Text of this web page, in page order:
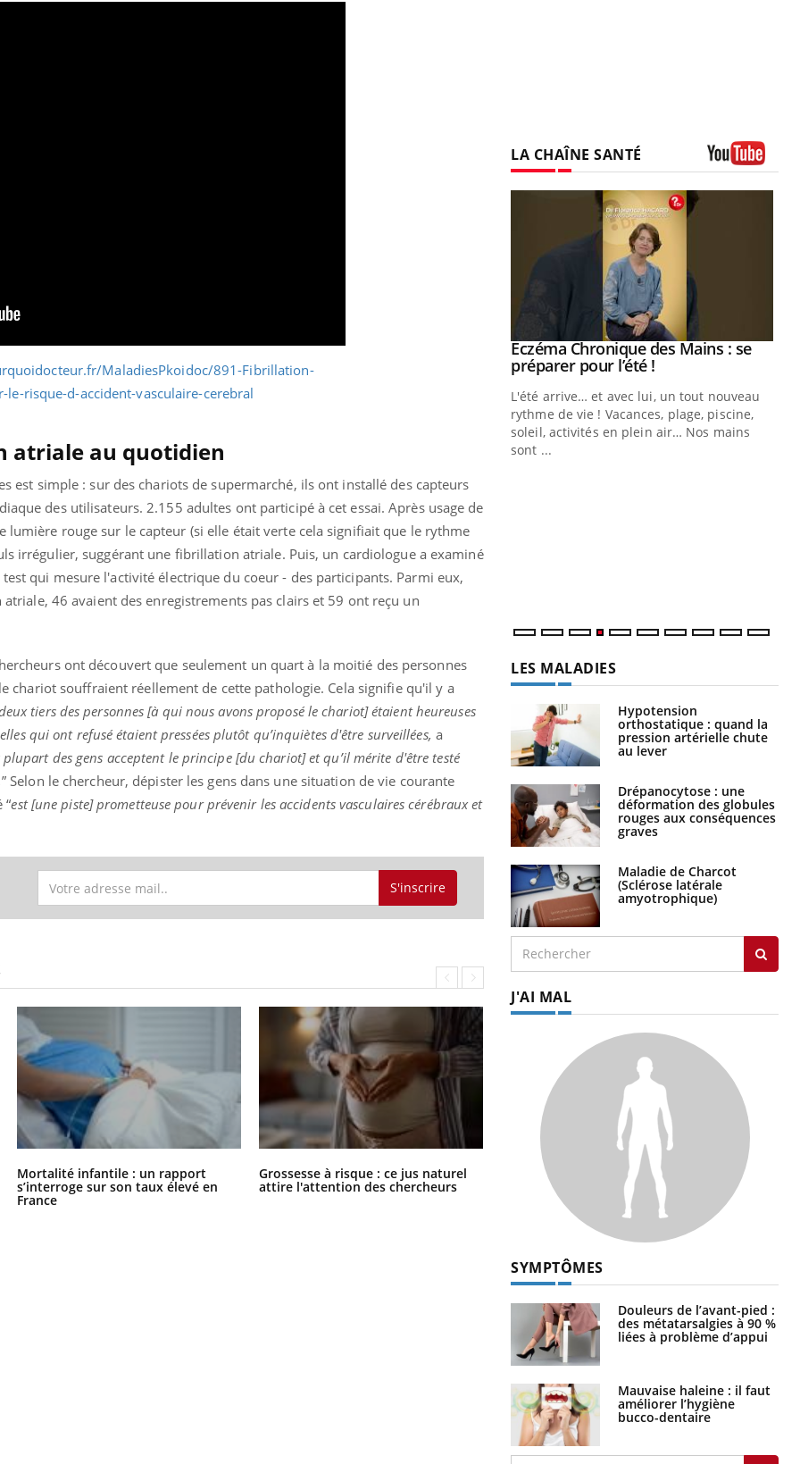
atriale au quotidien
est simple : sur des chariots de supermarché, ils ont installé des capteurs
des utilisateurs. 2.155 adultes ont participé à cet essai. Après usage de
lumière rouge sur le capteur (si elle était verte cela signifiait que le rythme
irrégulier, suggérant une fibrillation atriale. Puis, un cardiologue a examiné
test qui mesure l'activité électrique du coeur - des participants. Parmi eux,
46 avaient des enregistrements pas clairs et 59 ont reçu un
ont découvert que seulement un quart à la moitié des personnes
chariot souffraient réellement de cette pathologie. Cela signifie qu'il y a
tiers des personnes [à qui nous avons proposé le chariot] étaient heureuses
qui ont refusé étaient pressées plutôt qu’inquiètes d'être surveillées, a
des gens acceptent le principe [du chariot] et qu’il mérite d'être testé
” Selon le chercheur, dépister les gens dans une situation de vie courante
“est [une piste] prometteuse pour prévenir les accidents vasculaires cérébraux et
S'inscrire
Mortalité infantile : un rapport
s’interroge sur son taux élevé en
France
Grossesse à risque : ce jus naturel
attire l'attention des chercheurs
Comment oublier les écrans en
vacances ?
LA CHAÎNE SANTÉ
en fer sont multiples ce qui la rend
Youtube
Insuline & Charge mentale : et si on
osait en parler??
En 2026, l'insuline dans le diabète de type 2
Youtube
Eczéma Chronique des Mains : se
préparer pour l’été !Youtube
L'été arrive… et avec lui, un tout nouveau
rythme de vie ! Vacances, plage, piscine,
soleil, activités en plein air… Nos mains
sont ...
LES MALADIES
Hypotension
orthostatique : quand la
pression artérielle chute
au lever
Drépanocytose : une
déformation des globules
rouges aux conséquences
graves
Maladie de Charcot
(Sclérose latérale
amyotrophique)
J'AI MAL
SYMPTÔMES
Douleurs de l’avant-pied :
des métatarsalgies à 90 %
liées à problème d’appui
Mauvaise haleine : il faut
améliorer l’hygiène
bucco-dentaire